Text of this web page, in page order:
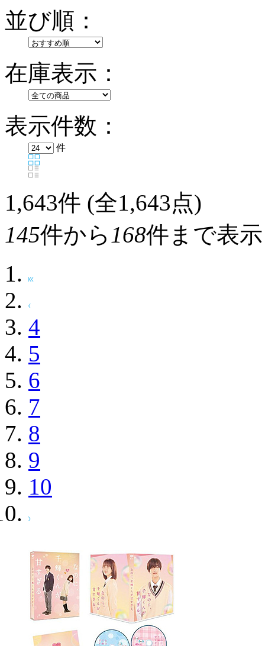
並び順：
在庫表示：
表示件数：
件
1,643件 (全1,643点)
145件から 168件まで表示
4
5
6
7
8
9
10